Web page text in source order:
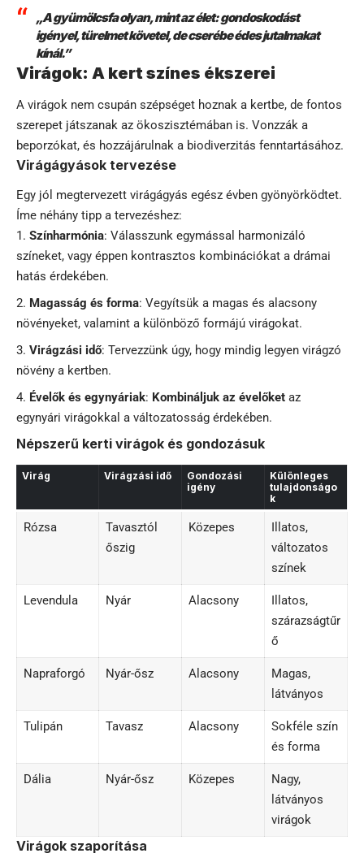
„A gyümölcsfa olyan, mint az élet: gondoskodást
igényel, türelmet követel, de cserébe édes jutalmakat
kínál.”
Virágok: A kert színes ékszerei
A virágok nem csupán szépséget hoznak a kertbe, de fontos
szerepet játszanak az ökoszisztémában is. Vonzzák a
beporzókat, és hozzájárulnak a biodiverzitás fenntartásához.
Virágágyások tervezése
Egy jól megtervezett virágágyás egész évben gyönyörködtet.
Íme néhány tipp a tervezéshez:
Színharmónia: Válasszunk egymással harmonizáló
színeket, vagy éppen kontrasztos kombinációkat a drámai
hatás érdekében.
Magasság és forma: Vegyítsük a magas és alacsony
növényeket, valamint a különböző formájú virágokat.
Virágzási idő: Tervezzünk úgy, hogy mindig legyen virágzó
növény a kertben.
Évelők és egynyáriak: Kombináljuk az évelőket az
egynyári virágokkal a változatosság érdekében.
Népszerű kerti virágok és gondozásuk
Virág Virágzási idő
Gondozási
igény
Különleges
tulajdonságo
k
Rózsa
Tavasztól
őszig
Közepes
Illatos,
változatos
színek
Levendula Nyár Alacsony
Illatos,
szárazságtűr
ő
Napraforgó Nyár-ősz Alacsony
Magas,
látványos
Tulipán Tavasz Alacsony
Sokféle szín
és forma
Dália Nyár-ősz Közepes
Nagy,
látványos
virágok
Virágok szaporítása